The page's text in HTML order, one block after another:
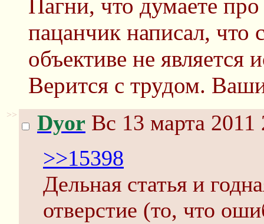
Пагни, что думаете
пацанчик написал, что
объективе не является
Верится с трудом.
>> Dyor Вс 13 марта 2011
>>15398
Дельная статья и
отверстие (то, что